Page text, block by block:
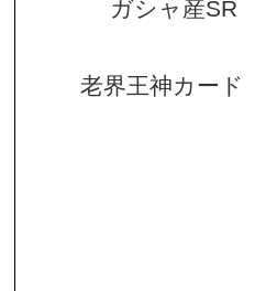
ガシャ産SR
老界王神カード